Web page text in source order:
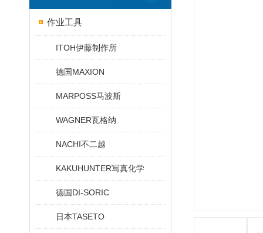
作业工具
ITOH伊藤制作所
德国MAXION
MARPOSS马波斯
WAGNER瓦格纳
NACHI不二越
KAKUHUNTER写真化学
德国DI-SORIC
日本TASETO